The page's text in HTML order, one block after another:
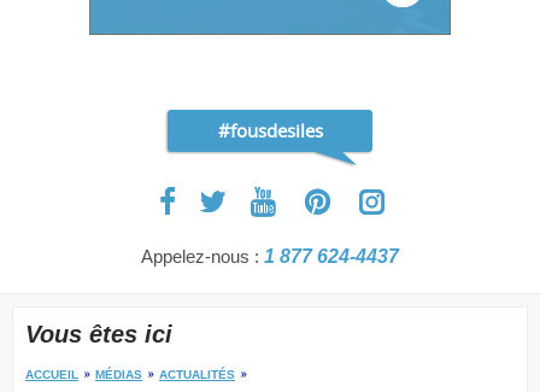
#fousdesiles
Appelez-nous : 1 877 624-4437
Vous êtes ici
ACCUEIL MÉDIAS ACTUALITÉS